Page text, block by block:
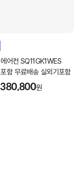
어컨 SQ11GK1WES
함 무료배송 실외기포함
원